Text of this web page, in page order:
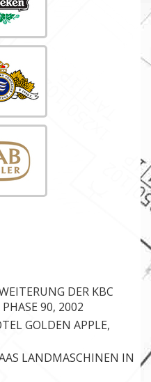
DER KBC
90, 2002
GOLDEN APPLE,
LANDMASCHINEN IN